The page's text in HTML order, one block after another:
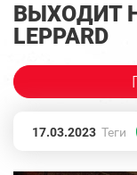
ВЫХОДИТ
LEPPARD
17.03.2023 Теги